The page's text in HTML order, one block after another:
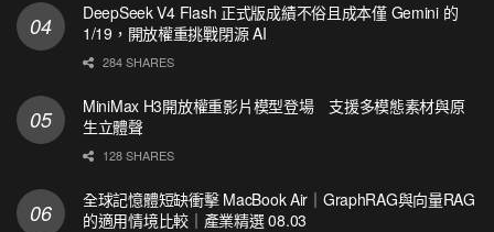
DeepSeek V4 Flash 正式版成績不俗且成本僅 Gemini 的
1/19，開放權重挑戰閉源 AI
284 SHARES
MiniMax H3開放權重影片模型登場 支援多模態素材與原
生立體聲
128 SHARES
全球記憶體短缺衝擊 MacBook Air｜GraphRAG與向量RAG
的適用情境比較｜產業精選 08.03